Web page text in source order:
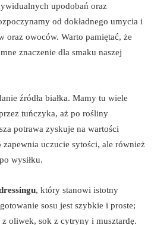
upodobań oraz
od dokładnego umycia i
oraz owoców. Warto pamiętać, że
znaczenie dla smaku naszej
źródła białka. Mamy tu wiele
tuńczyka, aż po rośliny
potrawa zyskuje na wartości
uczucie sytości, ale również
wysiłku.
, który stanowi istotny
sosu jest szybkie i proste;
oliwek, sok z cytryny i musztardę.